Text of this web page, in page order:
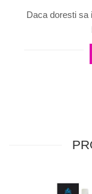
Daca doresti sa